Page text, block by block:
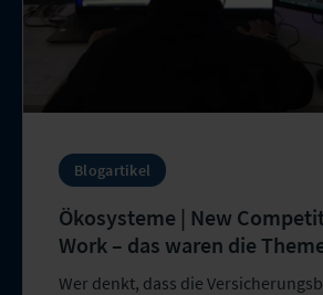
Blogartikel
Ökosysteme | New
Work – das waren die
Netzwerk-Events
Wer denkt, dass die